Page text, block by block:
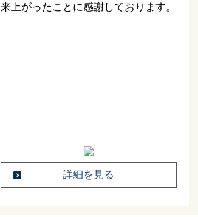
来上がったことに感謝しております。
詳細を見る